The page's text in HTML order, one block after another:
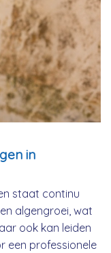
in
staat continu
algengroei, wat
ook kan leiden
een professionele